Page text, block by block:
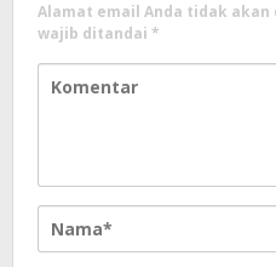
Alamat email Anda tidak
wajib ditandai *